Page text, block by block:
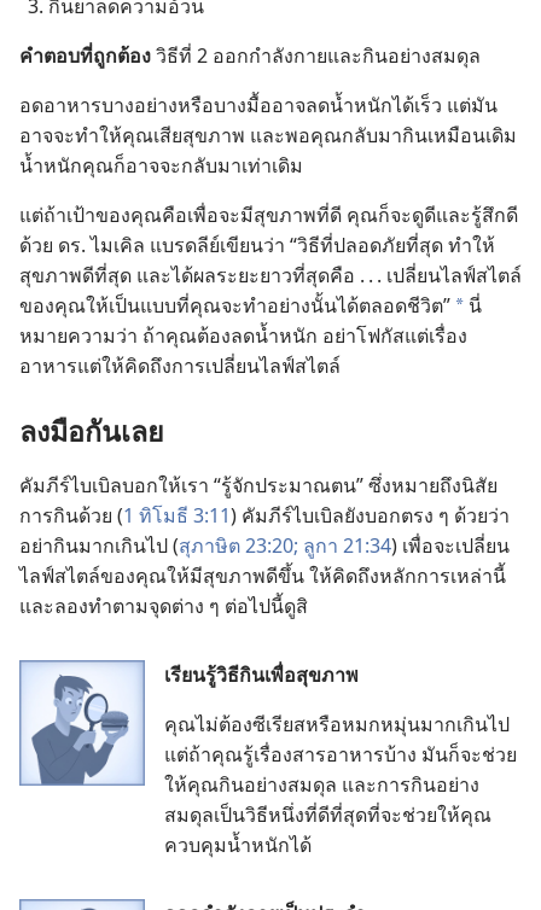
กิน​ยา​ลด​ความ​อ้วน
คำ​ตอบ​ที่​ถูก​ต้องวิธี​ที่ 2 ออก​กำลัง​กาย​และ​กิน​อย่าง​สมดุล
อด​อาหาร​บาง​อย่าง​หรือ​บาง​มื้อ​อาจ​ลด​น้ำหนัก​ได้​เร็ว แต่​มัน​
อาจ​จะ​ทำ​ให้​คุณ​เสีย​สุขภาพ และ​พอ​คุณ​กลับ​มา​กิน​เหมือน​เดิม
น้ำหนัก​คุณ​ก็​อาจ​จะ​กลับ​มา​เท่า​เดิม
แต่​ถ้า​เป้า​ของ​คุณ​คือ​เพื่อ​จะ​มี​สุขภาพ​ที่​ดี คุณ​ก็​จะ​ดู​ดี​และ​รู้สึก​ดี​
ด้วย ดร. ไมเคิล แบรดลีย์​เขียน​ว่า “วิธี​ที่​ปลอด​ภัย​ที่​สุด ทำ​ให้​
สุขภาพ​ดี​ที่​สุด และ​ได้​ผล​ระยะ​ยาว​ที่​สุด​คือ . . . เปลี่ยน​ไลฟ์​สไตล์​
ของ​คุณ​ให้​เป็น​แบบ​ที่​คุณ​จะ​ทำ​อย่าง​นั้น​ได้​ตลอด​ชีวิต” a นี่​
หมาย​ความ​ว่า ถ้า​คุณ​ต้อง​ลด​น้ำหนัก อย่า​โฟกัส​แต่​เรื่อง​
อาหาร​แต่​ให้​คิด​ถึง​การ​เปลี่ยน​ไลฟ์​สไตล์
ลง​มือ​กัน​เลย
คัมภีร์​ไบเบิล​บอก​ให้​เรา “รู้​จัก​ประมาณ​ตน” ซึ่ง​หมาย​ถึง​นิสัย​
การ​กิน​ด้วย (1 ทิโมธี 3:11) คัมภีร์​ไบเบิล​ยัง​บอก​ตรง​ ๆ ​ด้วย​ว่า
อย่า​กิน​มาก​เกิน​ไป (สุภาษิต 23:20; ลูกา 21:34) เพื่อ​จะ​เปลี่ยน​
ไลฟ์​สไตล์​ของ​คุณ​ให้​มี​สุขภาพ​ดี​ขึ้น ให้​คิด​ถึง​หลักการ​เหล่า​นี้
และ​ลอง​ทำ​ตาม​จุด​ต่าง​ ๆ ​ต่อ​ไป​นี้​ดู​สิ
เรียน​รู้​วิธี​กิน​เพื่อ​สุขภาพ
คุณ​ไม่​ต้อง​ซีเรีย​ส​หรือ​หมก​หมุ่น​มาก​เกิน​ไป
แต่​ถ้า​คุณ​รู้​เรื่อง​สาร​อาหาร​บ้าง มัน​ก็​จะ​ช่วย​
ให้​คุณ​กิน​อย่าง​สมดุล และ​การ​กิน​อย่าง​
สมดุล​เป็น​วิธี​หนึ่ง​ที่​ดี​ที่​สุด​ที่​จะ​ช่วย​ให้​คุณ​
ควบคุม​น้ำหนัก​ได้